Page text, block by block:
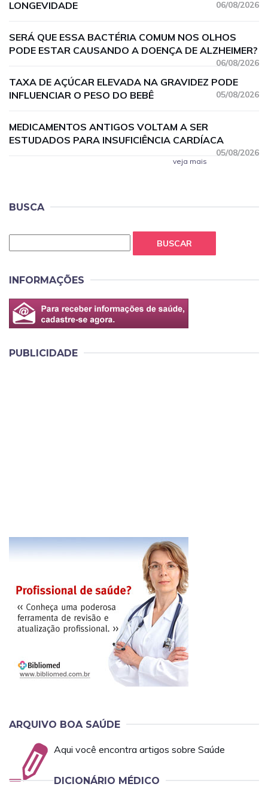
LONGEVIDADE 06/08/2026
SERÁ QUE ESSA BACTÉRIA COMUM NOS OLHOS
PODE ESTAR CAUSANDO A DOENÇA DE ALZHEIMER?
06/08/2026
TAXA DE AÇÚCAR ELEVADA NA GRAVIDEZ PODE
INFLUENCIAR O PESO DO BEBÊ
05/08/2026
MEDICAMENTOS ANTIGOS VOLTAM A SER
ESTUDADOS PARA INSUFICIÊNCIA CARDÍACA
05/08/2026
veja mais
BUSCA
BUSCAR
INFORMAÇÕES
PUBLICIDADE
ARQUIVO BOA SAÚDE
Aqui você encontra artigos sobre Saúde
DICIONÁRIO MÉDICO